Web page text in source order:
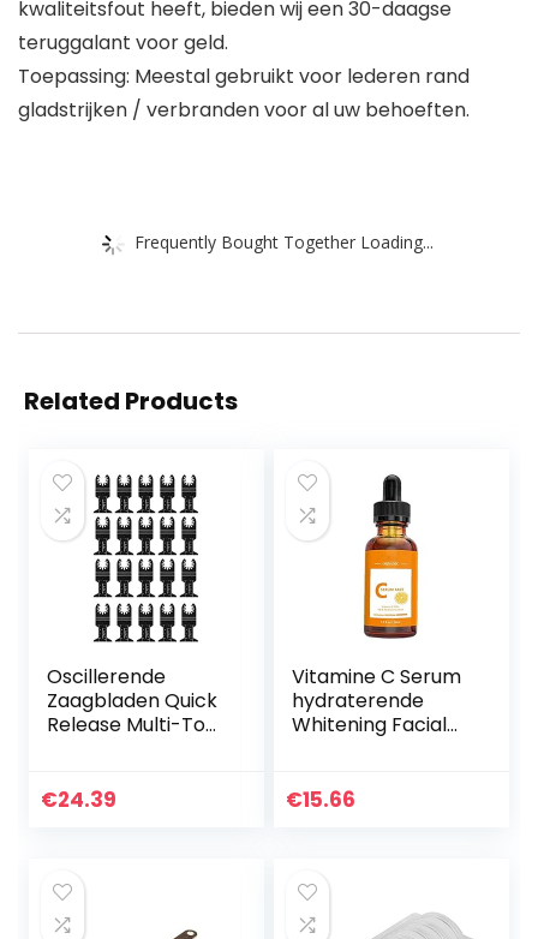
kwaliteitsfout heeft, bieden wij een 30-daagse
teruggalant voor geld.
Toepassing: Meestal gebruikt voor lederen rand
gladstrijken / verbranden voor al uw behoeften.
Frequently Bought Together Loading...
Related Products
Oscillerende
Zaagbladen Quick
Release Multi-Tool
Saw Blades Kit
€24.39
Vitamine C Serum
hydraterende
Whitening Facial
Essentie 30 ml
€15.66